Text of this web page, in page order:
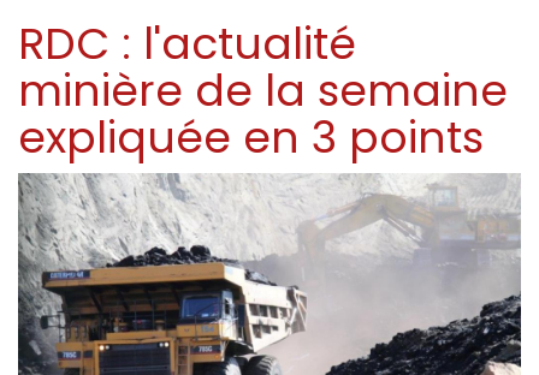
RDC : l'actualité
minière de la semaine
expliquée en 3 points